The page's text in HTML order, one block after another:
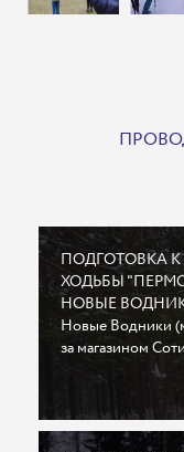
ПОДГОТОВКА
ХОДЬБЫ
НОВЫЕ
Новые Водники
за магазином